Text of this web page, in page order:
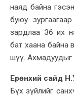
наяд байна
буюу
зардлаа 36 их
бат хаана байна
шүү. Ахмадуудыг
Ерөнхий сайд
Бүх зүйлийг